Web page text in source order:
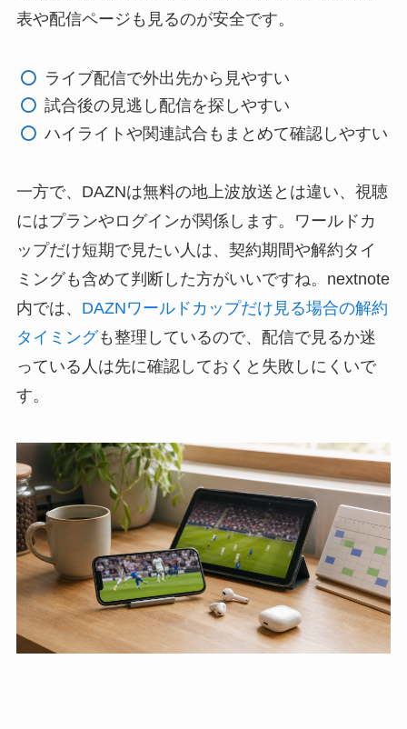
表や配信ページも見るのが安全です。
ライブ配信で外出先から見やすい
試合後の見逃し配信を探しやすい
ハイライトや関連試合もまとめて確認しやすい
一方で、DAZNは無料の地上波放送とは違い、視聴
にはプランやログインが関係します。ワールドカ
ップだけ短期で見たい人は、契約期間や解約タイ
ミングも含めて判断した方がいいですね。nextnote
内では、 DAZNワールドカップだけ見る場合の解約
タイミングも整理しているので、配信で見るか迷
っている人は先に確認しておくと失敗しにくいで
す。